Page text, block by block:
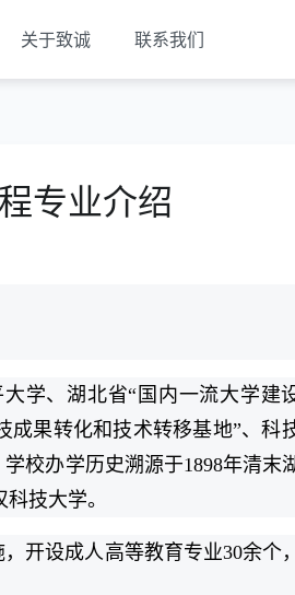
关于致诚 联系我们
专业介绍
学、湖北省“国内一流大学建
成果转化和技术转移基地”、科
校办学历史溯源于1898年清末
技大学。
开设成人高等教育专业30余个